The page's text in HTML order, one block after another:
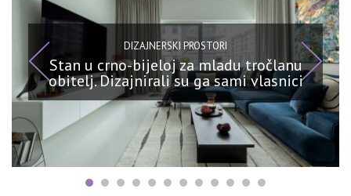
DIZAJNERSKI PROSTORI
Stan u crno-bijeloj za mladu tročlanu
obitelj. Dizajnirali su ga sami vlasnici